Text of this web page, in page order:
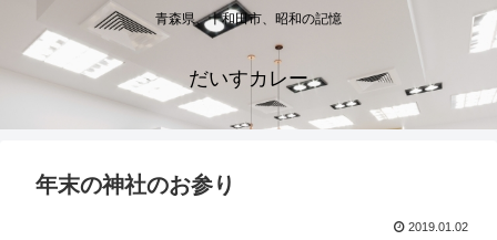
青森県、十和田市、昭和の記憶
だいすカレー
年末の神社のお参り
2019.01.02